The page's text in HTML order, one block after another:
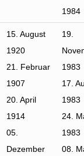
1984
15. August
1920
21. Februar
1907
20. April
1914
05.
Dezember
19.
1983
17.
1983
24.
1983
08.